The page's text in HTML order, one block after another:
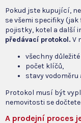
Pokud jste kupující,
se všemi specifiky
pojistky, kotel a další
předávací protokol. V
všechny
počet klíčů,
stavy vodoměru
Protokol musí být
nemovitosti se dočtete
A prodejní proces